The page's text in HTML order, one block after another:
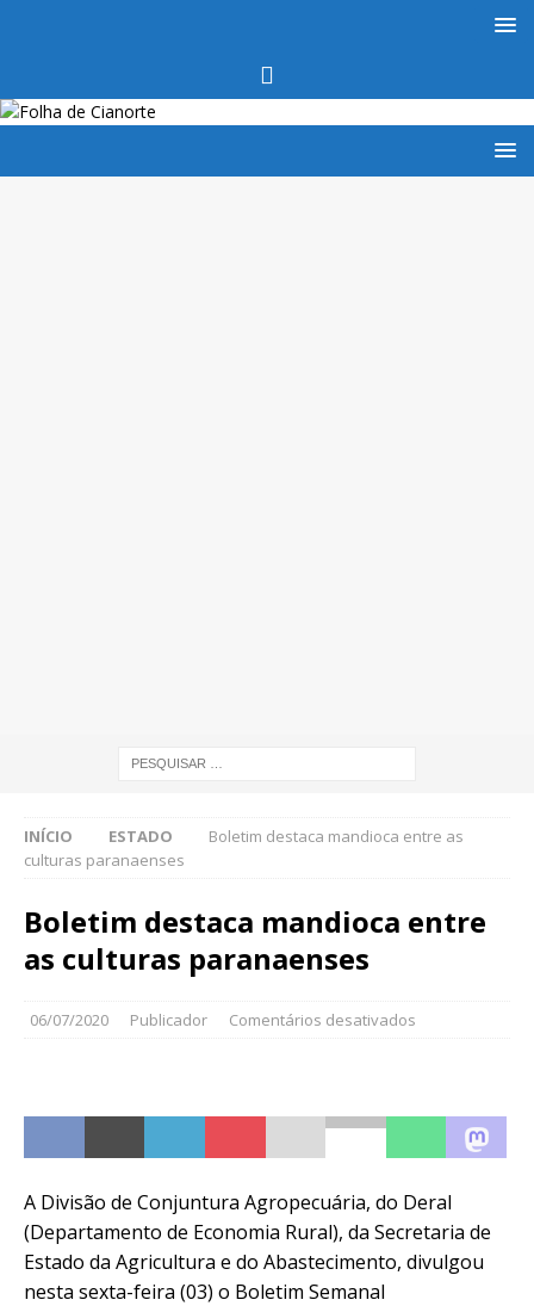
INÍCIO ESTADO
Boletim destaca mandioca entre as
culturas paranaenses
Boletim destaca mandioca entre
as culturas paranaenses
06/07/2020 Publicador Comentários desativados
A Divisão de Conjuntura Agropecuária, do Deral
(Departamento de Economia Rural), da Secretaria de
Estado da Agricultura e do Abastecimento, divulgou
nesta sexta-feira (03) o Boletim Semanal